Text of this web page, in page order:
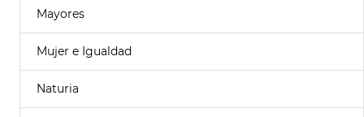
Mayores
Mujer e Igualdad
Naturia